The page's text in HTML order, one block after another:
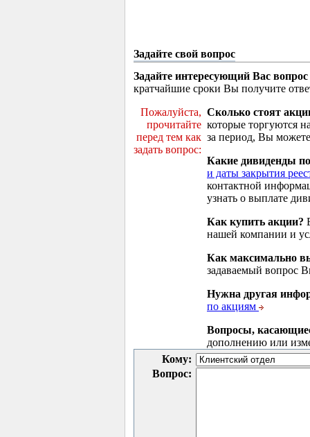
Задайте свой вопрос
Задайте интересующий Вас вопрос
кратчайшие сроки Вы получите
Пожалуйста,
прочитайте
перед тем как
задать вопрос:
Сколько стоят
которые торгуются
за период, Вы
Какие дивиденды
и даты закрытия
контактной
узнать о выплате
Как купить акции?
нашей компании и
Как максимально
задаваемый вопрос
Нужна другая
по акциям
Вопросы,
дополнению или
Кому:
Вопрос: